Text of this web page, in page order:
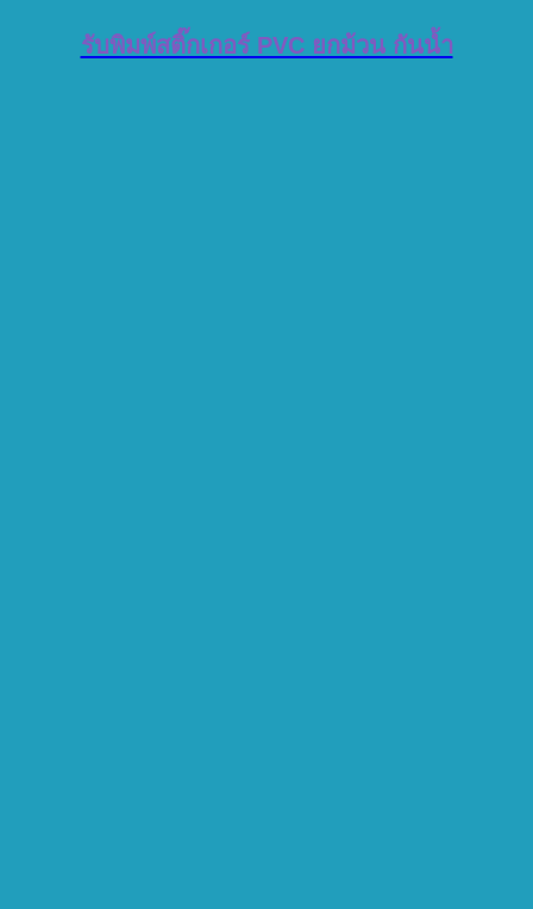
รับพิมพ์สติ๊กเกอร์ PVC ยกม้วน กันน้ำ